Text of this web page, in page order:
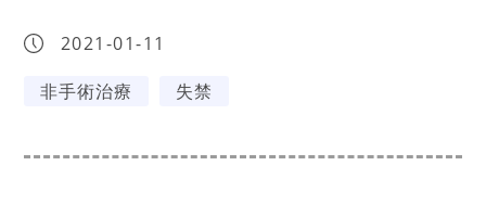
2021-01-11
非手術治療
失禁